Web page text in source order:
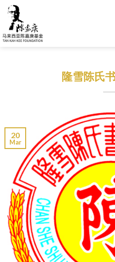
Skip
content
隆雪陈氏
20
Mar